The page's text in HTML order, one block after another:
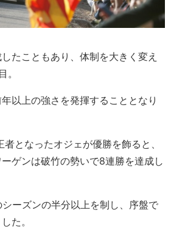
たこともあり、体制を大きく変え
。
以上の強さを発揮することとなり
となったオジェが優勝を飾ると、
ゲンは破竹の勢いで8連勝を達成し
ーズンの半分以上を制し、序盤で
た。